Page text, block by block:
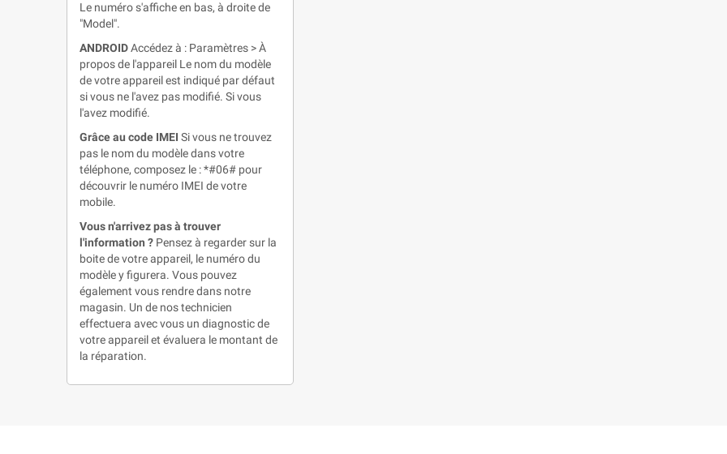
Le numéro s'affiche en bas, à droite de
"Model".
ANDROIDAccédez à : Paramètres > À
propos de l'appareil Le nom du modèle
de votre appareil est indiqué par défaut
si vous ne l'avez pas modifié. Si vous
l'avez modifié.
Grâce au code IMEI Si vous ne trouvez
pas le nom du modèle dans votre
téléphone, composez le : *#06# pour
découvrir le numéro IMEI de votre
mobile.
Vous n'arrivez pas à trouver
l'information ? Pensez à regarder sur la
boite de votre appareil, le numéro du
modèle y figurera. Vous pouvez
également vous rendre dans notre
magasin. Un de nos technicien
effectuera avec vous un diagnostic de
votre appareil et évaluera le montant de
la réparation.